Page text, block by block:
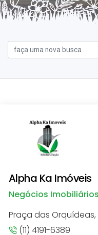
Alpha Ka Imóveis
Negócios Imobiliários
Praça das Orquídeas,
(11) 4191-6389